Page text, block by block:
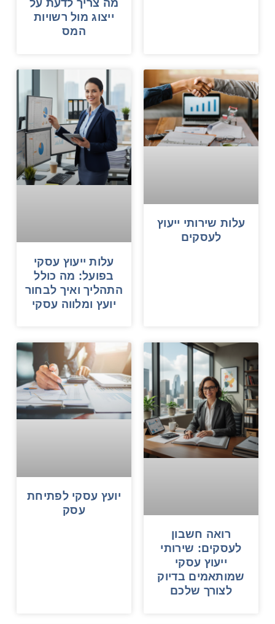
מה צריך לדעת על
ייצוג מול רשויות
המס
עלות שירותי ייעוץ
לעסקים
עלות ייעוץ עסקי
בפועל: מה כולל
התהליך ואיך לבחור
יועץ ומלווה עסקי
רואה חשבון
לעסקים: שירותי
ייעוץ עסקי
שמותאמים בדיוק
לצורך שלכם
יועץ עסקי לפתיחת
עסק